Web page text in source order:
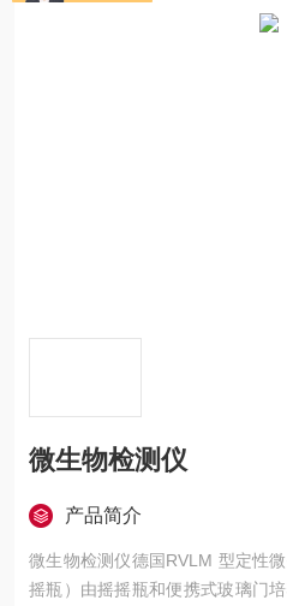
微生物检测仪
产品简介
微生物检测仪德国RVLM 型定性
摇瓶）由摇摇瓶和便携式玻璃门